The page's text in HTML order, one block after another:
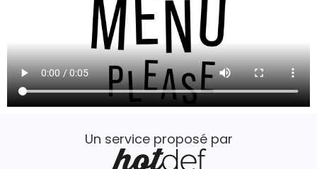
Un service proposé par